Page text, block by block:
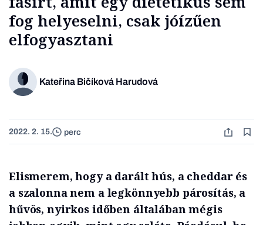
fog helyeselni, csak jóízűen
elfogyasztani
Kateřina Bičíková Harudová
2022. 2. 15. perc
Elismerem, hogy a darált hús, a cheddar és
a szalonna nem a legkönnyebb párosítás, a
hűvös, nyirkos időben általában mégis